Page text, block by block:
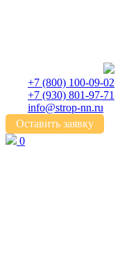
+7 (800) 100-09-02
+7 (930) 801-97-71
info@strop-nn.ru
Оставить заявку
0